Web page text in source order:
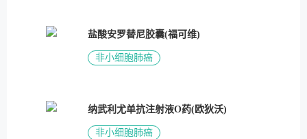
盐酸安罗替尼胶囊(福可维)
非小细胞肺癌
纳武利尤单抗注射液O药(欧狄沃)
非小细胞肺癌